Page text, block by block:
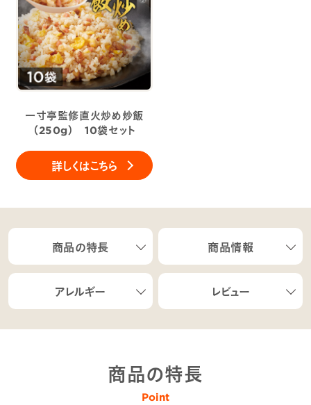
一寸亭監修直火炒め炒飯
（250g） 10袋セット
詳しくはこちら
商品の特長 商品情報
アレルギー レビュー
商品の特長
Point